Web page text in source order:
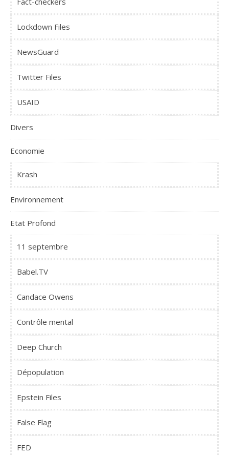
Lockdown Files
NewsGuard
Twitter Files
USAID
Divers
Economie
Krash
Environnement
Etat Profond
11 septembre
Babel.TV
Candace Owens
Contrôle mental
Deep Church
Dépopulation
Epstein Files
False Flag
FED